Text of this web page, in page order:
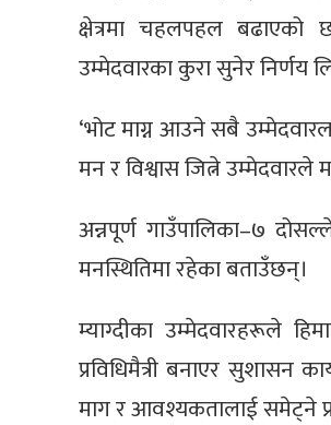
क्षेत्रमा चहलपहल बढाएको
उम्मेदवारका कुरा सुनेर निर्णय
‘भोट माग्न आउने सबै
मन र विश्वास जित्ने उम्मेदवारले
अन्नपूर्ण गाउँपालिका–७
मनस्थितिमा रहेका बताउँछन्।
म्याग्दीका उम्मेदवारहरूले
प्रविधिमैत्री बनाएर सुशासन
माग र आवश्यकतालाई समेट्ने